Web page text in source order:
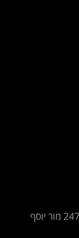
'תובענה ייצוגית'- ת"צ 24765-02-22 מור יוסף